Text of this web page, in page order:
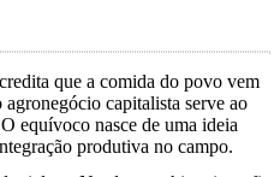
que a comida do povo vem
capitalista serve ao
equívoco nasce de uma ideia
produtiva no campo.